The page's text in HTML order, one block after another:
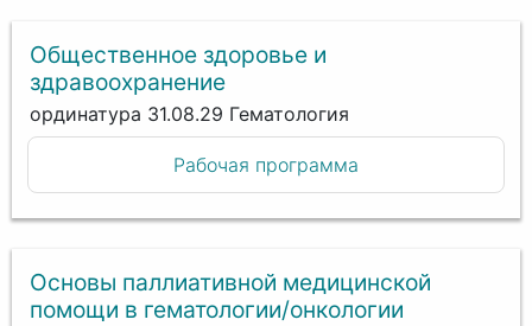
Общественное здоровье и
здравоохранение
ординатура 31.08.29 Гематология
Рабочая программа
Основы паллиативной медицинской
помощи в гематологии/онкологии